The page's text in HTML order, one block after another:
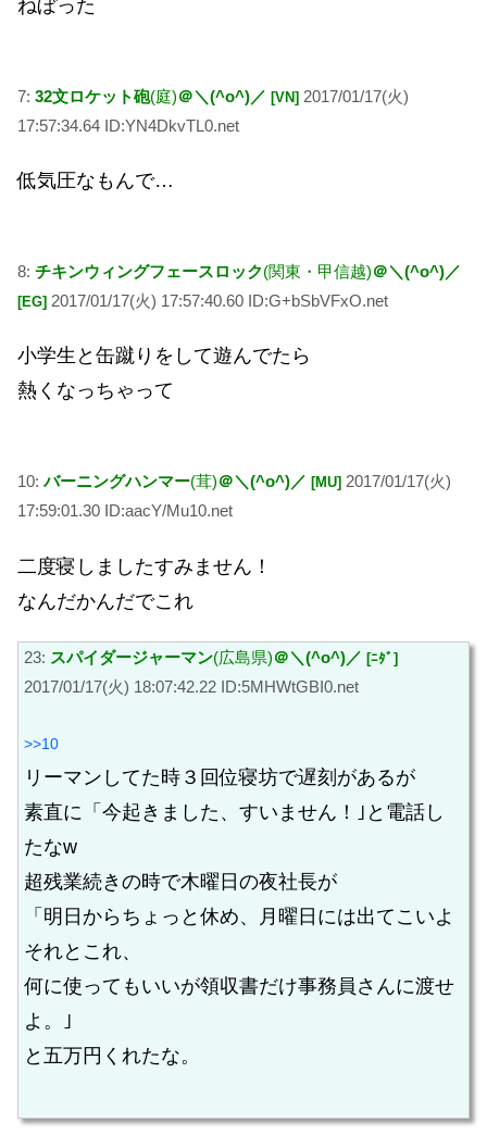
ねぼった
7: 32文ロケット砲(庭)＠＼(^o^)／ [VN] 2017/01/17(火)
17:57:34.64 ID:YN4DkvTL0.net
低気圧なもんで…
8: チキンウィングフェースロック(関東・甲信越)＠＼(^o^)／
[EG] 2017/01/17(火) 17:57:40.60 ID:G+bSbVFxO.net
小学生と缶蹴りをして遊んでたら
熱くなっちゃって
10: バーニングハンマー(茸)＠＼(^o^)／ [MU] 2017/01/17(火)
17:59:01.30 ID:aacY/Mu10.net
二度寝しましたすみません！
なんだかんだでこれ
23: スパイダージャーマン(広島県)＠＼(^o^)／ [ﾆﾀﾞ]
2017/01/17(火) 18:07:42.22 ID:5MHWtGBI0.net
>>10
リーマンしてた時３回位寝坊で遅刻があるが
素直に「今起きました、すいません！｣と電話し
たなw
超残業続きの時で木曜日の夜社長が
「明日からちょっと休め、月曜日には出てこいよ
それとこれ、
何に使ってもいいが領収書だけ事務員さんに渡せ
よ。｣
と五万円くれたな。